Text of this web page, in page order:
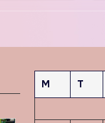
M T